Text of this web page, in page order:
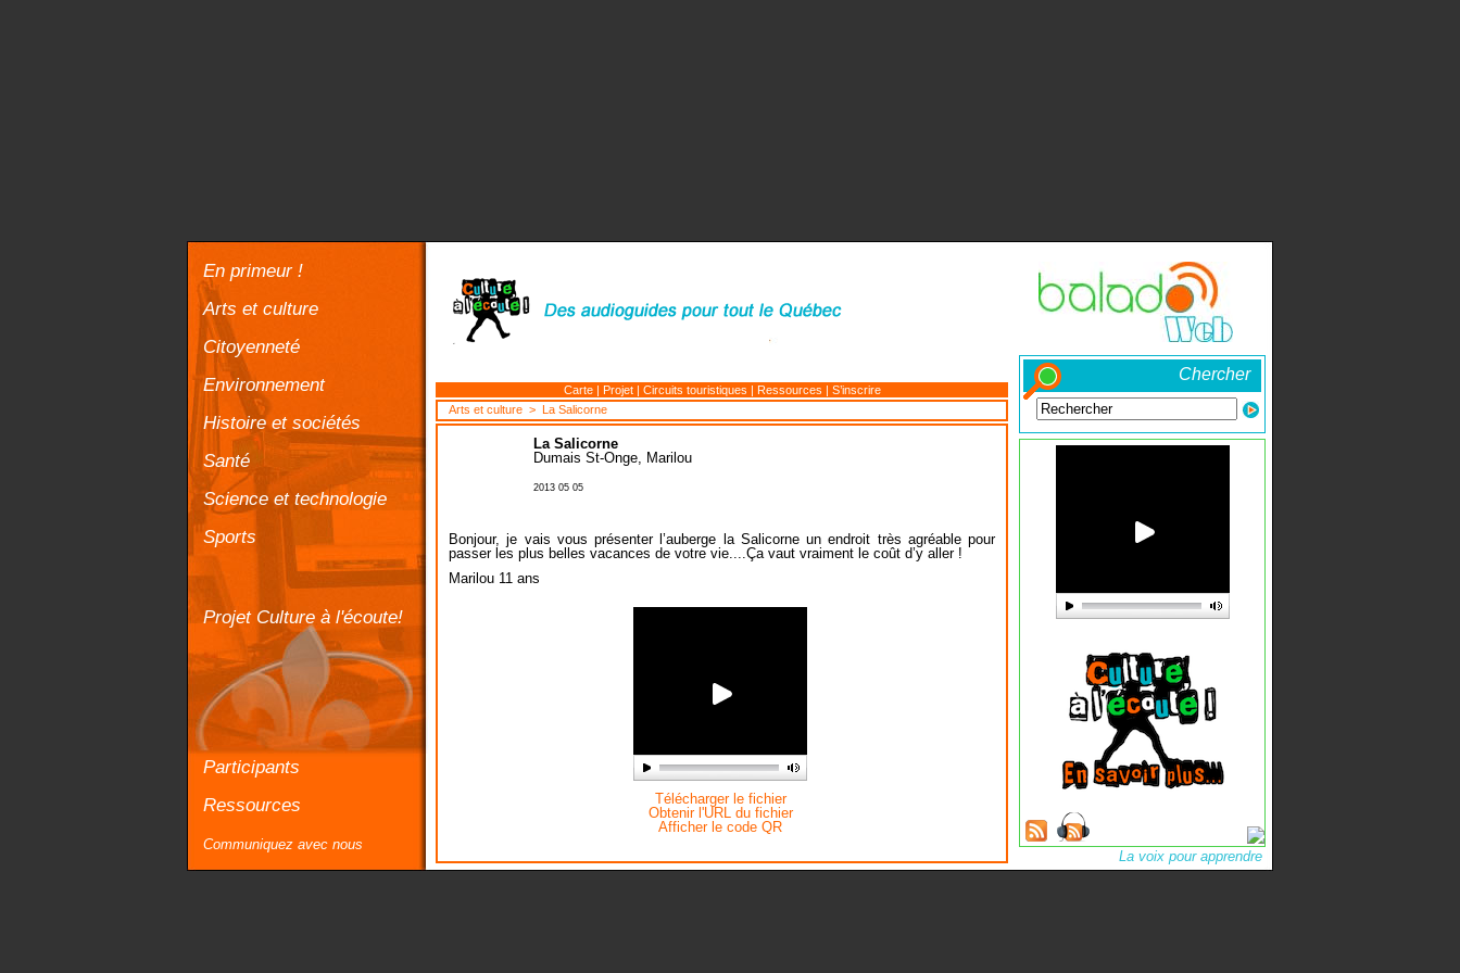
En primeur !
Arts et culture
Citoyenneté
Environnement
Histoire et sociétés
Santé
Science et technologie
Sports
Projet Culture à l'écoute!
Participants
Ressources
Communiquez avec nous
Carte | Projet | Circuits touristiques | Ressources | S’inscrire
Arts et culture > La Salicorne
La Salicorne
Dumais St-Onge, Marilou
2013 05 05
Bonjour, je vais vous présenter l’auberge la Salicorne un endroit très agréable pour
passer les plus belles vacances de votre vie....Ça vaut vraiment le coût d’y aller !
Marilou 11 ans
Télécharger le fichier
Obtenir l'URL du fichier
Afficher le code QR
Chercher
La voix pour apprendre